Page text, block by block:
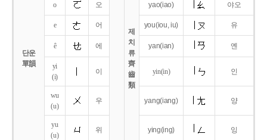
단운
單韻
제
치
류
齊
齒
類
o 오 yao(iao) 야오
e 어 you(iou,iu) 유
ê 에 yan(ian) 옌
yi
(i)
이 yin(in) 인
wu
(u)
우 yang(iang) 양
yu
(u)
위 ying(ing) 잉